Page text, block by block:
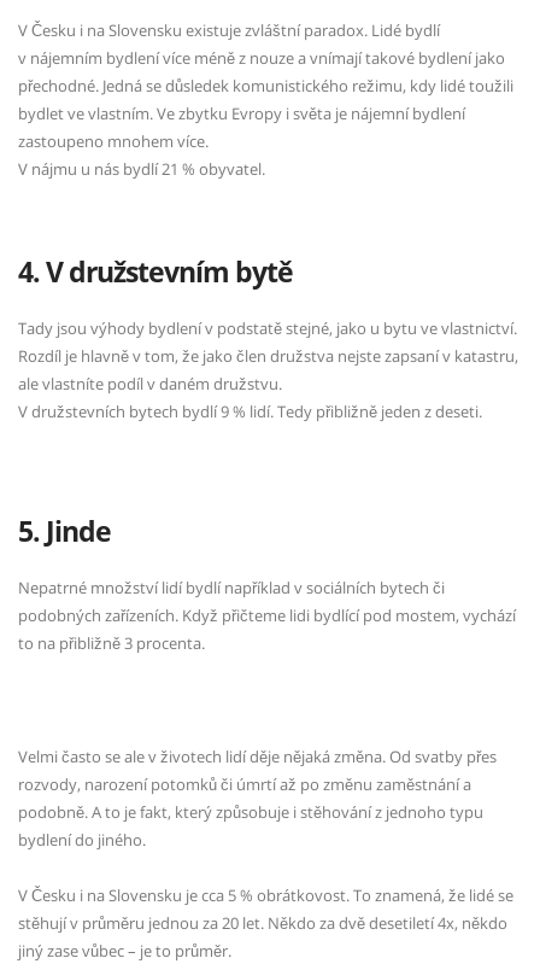
V Česku i na Slovensku existuje zvláštní paradox. Lidé bydlí
v nájemním bydlení více méně z nouze a vnímají takové bydlení jako
přechodné. Jedná se důsledek komunistického režimu, kdy lidé toužili
bydlet ve vlastním. Ve zbytku Evropy i světa je nájemní bydlení
zastoupeno mnohem více.
V nájmu u nás bydlí 21 % obyvatel.
4. V družstevním bytě
Tady jsou výhody bydlení v podstatě stejné, jako u bytu ve vlastnictví.
Rozdíl je hlavně v tom, že jako člen družstva nejste zapsaní v katastru,
ale vlastníte podíl v daném družstvu.
V družstevních bytech bydlí 9 % lidí. Tedy přibližně jeden z deseti.
5. Jinde
Nepatrné množství lidí bydlí například v sociálních bytech či
podobných zařízeních. Když přičteme lidi bydlící pod mostem, vychází
to na přibližně 3 procenta.
Velmi často se ale v životech lidí děje nějaká změna. Od svatby přes
rozvody, narození potomků či úmrtí až po změnu zaměstnání a
podobně. A to je fakt, který způsobuje i stěhování z jednoho typu
bydlení do jiného.
V Česku i na Slovensku je cca 5 % obrátkovost. To znamená, že lidé se
stěhují v průměru jednou za 20 let. Někdo za dvě desetiletí 4x, někdo
jiný zase vůbec – je to průměr.